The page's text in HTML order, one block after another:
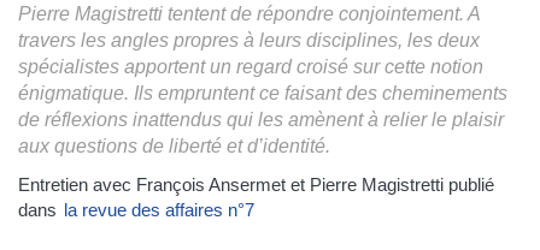
Pierre Magistretti tentent de répondre conjointement. A
travers les angles propres à leurs disciplines, les deux
spécialistes apportent un regard croisé sur cette notion
énigmatique. Ils empruntent ce faisant des cheminements
de réflexions inattendus qui les amènent à relier le plaisir
aux questions de liberté et d’identité.
Entretien avec François Ansermet et Pierre Magistretti publié
dans la revue des affaires n°7